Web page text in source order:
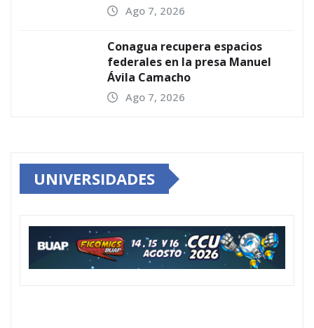
Ago 7, 2026
Conagua recupera espacios
federales en la presa Manuel
Ávila Camacho
Ago 7, 2026
UNIVERSIDADES